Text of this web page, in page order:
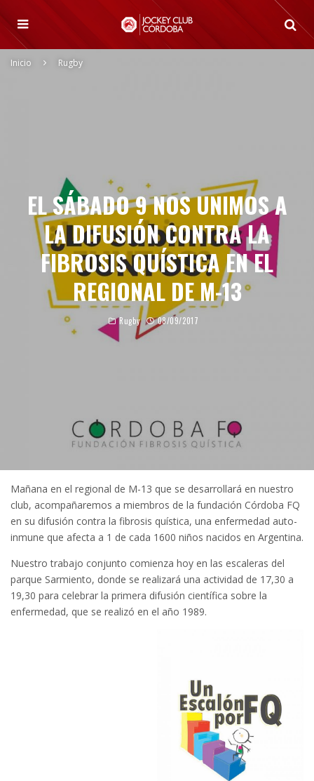
Inicio Rugby
EL SÁBADO 9 NOS UNIMOS A
LA DIFUSIÓN CONTRA LA
FIBROSIS QUÍSTICA EN EL
REGIONAL DE M-13
Rugby 08/09/2017
Mañana en el regional de M-13 que se desarrollará en nuestro
club, acompañaremos a miembros de la fundación Córdoba FQ
en su difusión contra la fibrosis quística, una enfermedad auto-
inmune que afecta a 1 de cada 1600 niños nacidos en Argentina.
Nuestro trabajo conjunto comienza hoy en las escaleras del
parque Sarmiento, donde se realizará una actividad de 17,30 a
19,30 para celebrar la primera difusión científica sobre la
enfermedad, que se realizó en el año 1989.